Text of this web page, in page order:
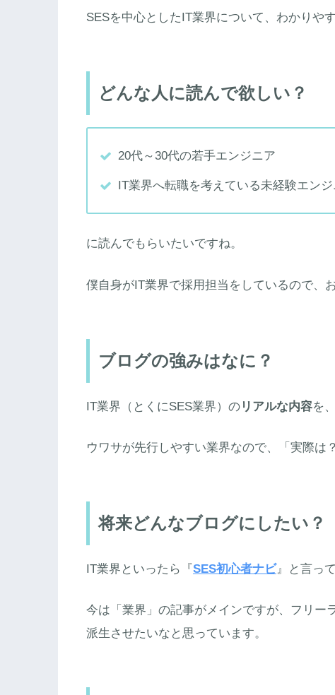
SESを中心としたIT業界について、わかりや
どんな人に読んで欲しい？
20代～30代の若手エンジニア
IT業界へ転職を考えている未経験エンジ
に読んでもらいたいですね。
僕自身がIT業界で採用担当をしているので、
ブログの強みはなに？
IT業界（とくにSES業界）の リアルな内容を
ウワサが先行しやすい業界なので、「実際は
将来どんなブログにしたい？
IT業界といったら『SES初心者ナビ』と言っ
今は「業界」の記事がメインですが、フリー
派生させたいなと思っています。